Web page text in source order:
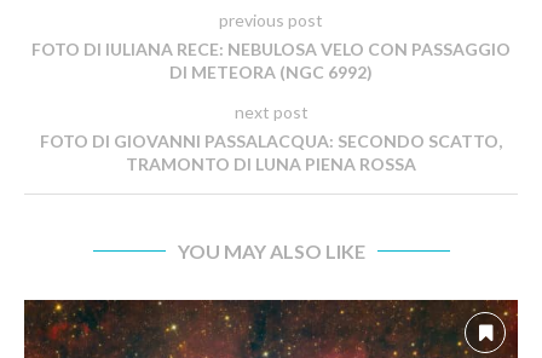
previous post
FOTO DI IULIANA RECE: NEBULOSA VELO CON PASSAGGIO
DI METEORA (NGC 6992)
next post
FOTO DI GIOVANNI PASSALACQUA: SECONDO SCATTO,
TRAMONTO DI LUNA PIENA ROSSA
YOU MAY ALSO LIKE